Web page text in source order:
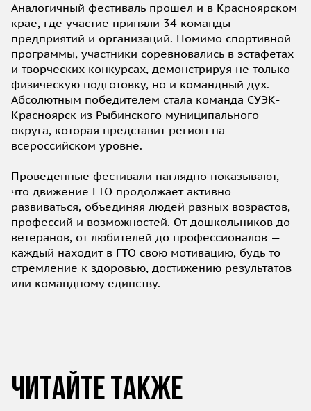
Аналогичный фестиваль прошел и в Красноярском
крае, где участие приняли 34 команды
предприятий и организаций. Помимо спортивной
программы, участники соревновались в эстафетах
и творческих конкурсах, демонстрируя не только
физическую подготовку, но и командный дух.
Абсолютным победителем стала команда СУЭК-
Красноярск из Рыбинского муниципального
округа, которая представит регион на
всероссийском уровне.
Проведенные фестивали наглядно показывают,
что движение ГТО продолжает активно
развиваться, объединяя людей разных возрастов,
профессий и возможностей. От дошкольников до
ветеранов, от любителей до профессионалов —
каждый находит в ГТО свою мотивацию, будь то
стремление к здоровью, достижению результатов
или командному единству.
Читайте также